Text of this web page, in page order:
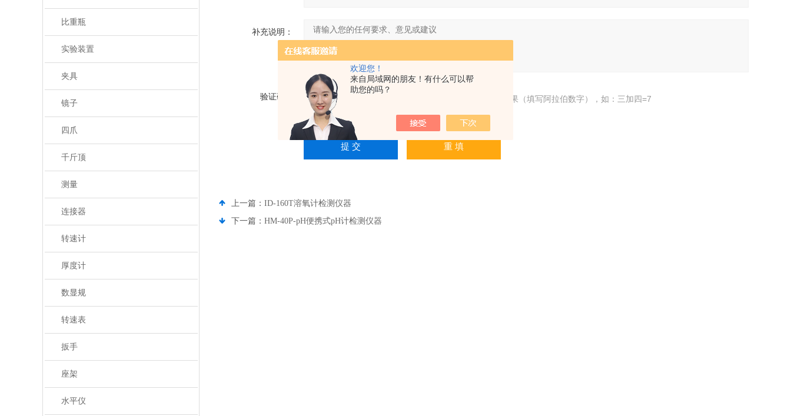
欢迎您！
来自局域网的朋友！有什么可以帮
助您的吗？
比重瓶
实验装置
夹具
镜子
四爪
千斤顶
测量
连接器
转速计
厚度计
数显规
转速表
扳手
座架
水平仪
补充说明：
验证码： 请输入计算结果（填写阿拉伯数字），如：三加四=7
上一篇： ID-160T溶氧计检测仪器
下一篇： HM-40P-pH便携式pH计检测仪器